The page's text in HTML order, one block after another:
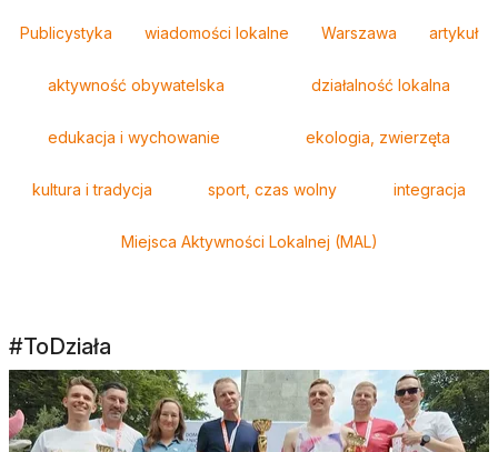
Publicystyka wiadomości lokalne Warszawa artykuł
aktywność obywatelska działalność lokalna
edukacja i wychowanie ekologia, zwierzęta
kultura i tradycja sport, czas wolny integracja
Miejsca Aktywności Lokalnej (MAL)
#ToDziała